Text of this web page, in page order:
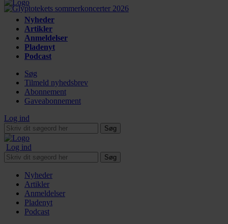
Nyheder
Artikler
Anmeldelser
Pladenyt
Podcast
Søg
Tilmeld nyhedsbrev
Abonnement
Gaveabonnement
Log ind
Søg
Log ind
Søg
Nyheder
Artikler
Anmeldelser
Pladenyt
Podcast